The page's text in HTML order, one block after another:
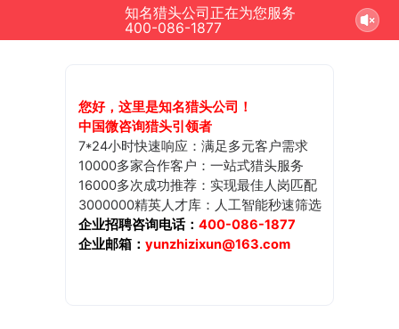
知名猎头公司正在为您服务
400-086-1877
您好，这里是知名猎头公司！
中国微咨询猎头引领者
7*24小时快速响应：满足多元客户需求
10000多家合作客户：一站式猎头服务
16000多次成功推荐：实现最佳人岗匹配
3000000精英人才库：人工智能秒速筛选
企业招聘咨询电话： 400-086-1877
企业邮箱： yunzhizixun@163.com